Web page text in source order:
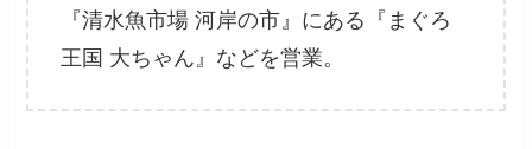
『清水魚市場 河岸の市』にある『まぐろ
王国 大ちゃん』などを営業。